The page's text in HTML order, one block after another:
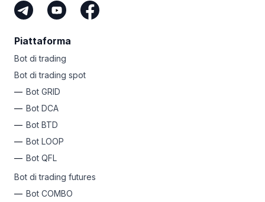
Piattaforma
Bot di trading
Bot di trading spot
Bot GRID
Bot DCA
Bot BTD
Bot LOOP
Bot QFL
Bot di trading futures
Bot COMBO